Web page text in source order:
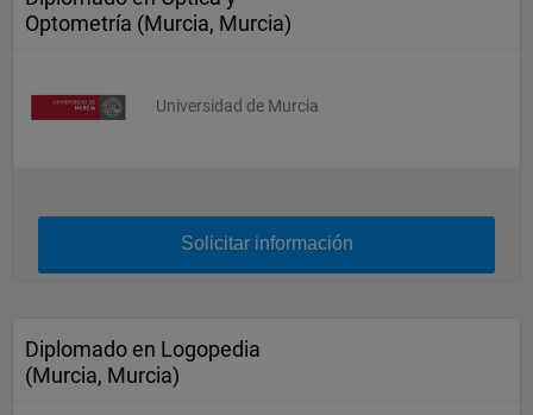
Optometría (Murcia, Murcia)
Universidad de Murcia
Solicitar información
Diplomado en Logopedia
(Murcia, Murcia)